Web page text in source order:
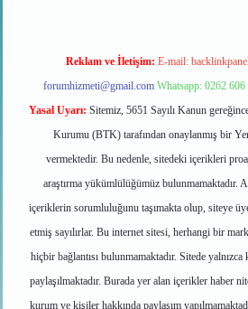
Reklam ve İletişim: E-mail:
forumhizmeti@gmail.com Whatsapp: 0262 606
Yasal Uyarı: Sitemiz, 5651 Sayılı Kanun
Kurumu (BTK) tarafından onaylanmış bir
vermektedir. Bu nedenle, sitedeki içerikleri
araştırma yükümlülüğümüz bulunmamaktadır.
içeriklerin sorumluluğunu taşımakta olup, siteye
etmiş sayılırlar. Bu internet sitesi, herhangi bir
hiçbir bağlantısı bulunmamaktadır. Sitede yalnızca
paylaşılmaktadır. Burada yer alan içerikler haber
kurum ve kişiler hakkında paylaşım